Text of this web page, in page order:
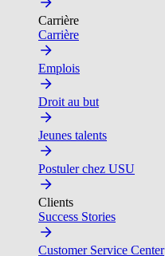
Carrière
Carrière
Emplois
Droit au but
Jeunes talents
Postuler chez USU
Clients
Success Stories
Customer Service Center